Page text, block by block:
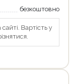
безкоштовно
Вартість у